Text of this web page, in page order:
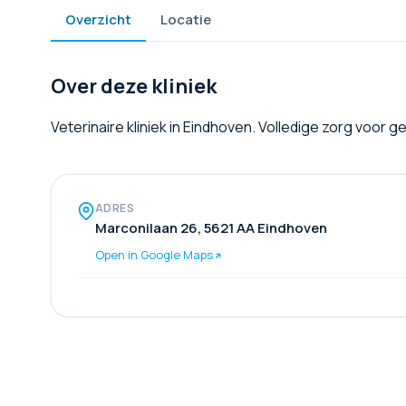
Overzicht Locatie
Over deze kliniek
Veterinaire kliniek in Eindhoven. Volledige zorg voor
ADRES
Marconilaan 26, 5621 AA Eindhoven
Open in Google Maps